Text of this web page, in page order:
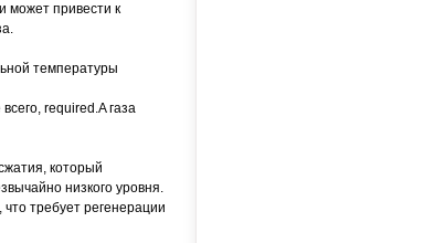
может привести к
температуры
required.A газа
который
низкого уровня.
требует регенерации